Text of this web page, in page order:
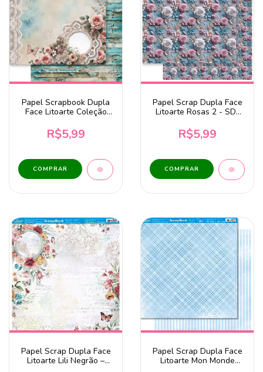
Papel Scrapbook Dupla
Face Litoarte Coleção
SD-1375
R$5,99
Papel Scrap Dupla Face
Litoarte Rosas 2 - SD-
R$5,99
Papel Scrap Dupla Face
Litoarte Lili Negrão –
Papel Scrap Dupla Face
Litoarte Mon Monde